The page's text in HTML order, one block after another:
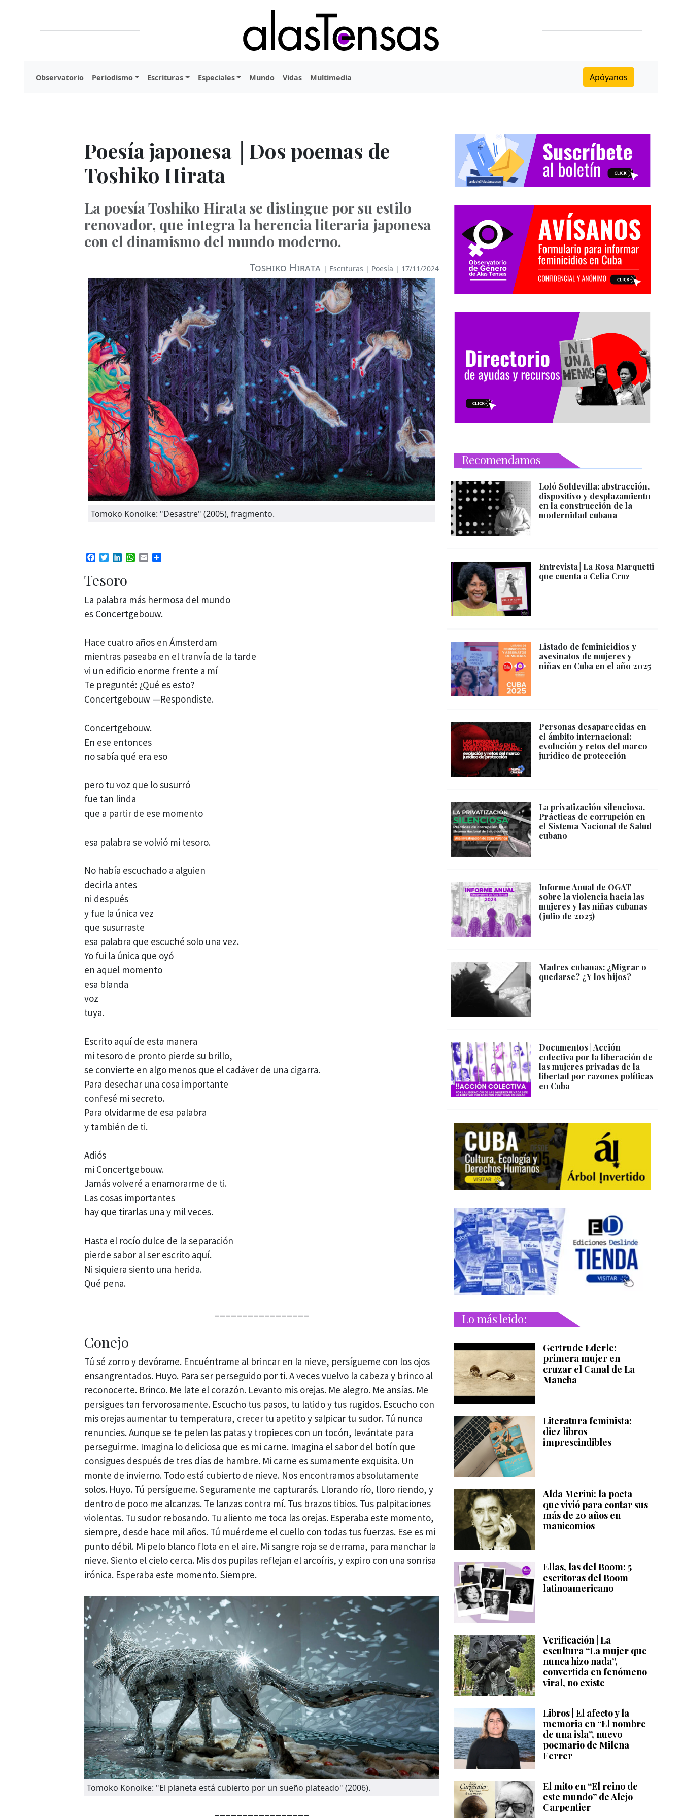
Observatorio Periodismo Escrituras Especiales Mundo Vidas Multimedia Apóyanos
Poesía japonesa │Dos poemas de
Toshiko Hirata
La poesía Toshiko Hirata se distingue por su estilo
renovador, que integra la herencia literaria japonesa
con el dinamismo del mundo moderno.
Toshiko Hirata | Escrituras | Poesía | 17/11/2024
Tomoko Konoike: "Desastre" (2005), fragmento.
Facebook
TwitterLinkedIn
WhatsApp
Email
Tesoro
La palabra más hermosa del mundo
es Concertgebouw.
Hace cuatro años en Ámsterdam
mientras paseaba en el tranvía de la tarde
vi un edificio enorme frente a mí
Te pregunté: ¿Qué es esto?
Concertgebouw —Respondiste.
Concertgebouw.
En ese entonces
no sabía qué era eso
pero tu voz que lo susurró
fue tan linda
que a partir de ese momento
esa palabra se volvió mi tesoro.
No había escuchado a alguien
decirla antes
ni después
y fue la única vez
que susurraste
esa palabra que escuché solo una vez.
Yo fui la única que oyó
en aquel momento
esa blanda
voz
tuya.
Escrito aquí de esta manera
mi tesoro de pronto pierde su brillo,
se convierte en algo menos que el cadáver de una cigarra.
Para desechar una cosa importante
confesé mi secreto.
Para olvidarme de esa palabra
y también de ti.
Adiós
mi Concertgebouw.
Jamás volveré a enamorarme de ti.
Las cosas importantes
hay que tirarlas una y mil veces.
Hasta el rocío dulce de la separación
pierde sabor al ser escrito aquí.
Ni siquiera siento una herida.
Qué pena.
Conejo
Tú sé zorro y devórame. Encuéntrame al brincar en la nieve, persígueme con los ojos
ensangrentados. Huyo. Para ser perseguido por ti. A veces vuelvo la cabeza y brinco al
reconocerte. Brinco. Me late el corazón. Levanto mis orejas. Me alegro. Me ansías. Me
persigues tan fervorosamente. Escucho tus pasos, tu latido y tus rugidos. Escucho con
mis orejas aumentar tu temperatura, crecer tu apetito y salpicar tu sudor. Tú nunca
renuncies. Aunque se te pelen las patas y tropieces con un tocón, levántate para
perseguirme. Imagina lo deliciosa que es mi carne. Imagina el sabor del botín que
consigues después de tres días de hambre. Mi carne es sumamente exquisita. Un
monte de invierno. Todo está cubierto de nieve. Nos encontramos absolutamente
solos. Huyo. Tú persígueme. Seguramente me capturarás. Llorando río, lloro riendo, y
dentro de poco me alcanzas. Te lanzas contra mí. Tus brazos tibios. Tus palpitaciones
violentas. Tu sudor rebosando. Tu aliento me toca las orejas. Esperaba este momento,
siempre, desde hace mil años. Tú muérdeme el cuello con todas tus fuerzas. Ese es mi
punto débil. Mi pelo blanco flota en el aire. Mi sangre roja se derrama, para manchar la
nieve. Siento el cielo cerca. Mis dos pupilas reflejan el arcoíris, y expiro con una sonrisa
irónica. Esperaba este momento. Siempre.
Tomoko Konoike: "El planeta está cubierto por un sueño plateado" (2006).
Recomendamos
Loló Soldevilla: abstracción,
dispositivo y desplazamiento
en la construcción de la
modernidad cubana
Entrevista│La Rosa Marquetti
que cuenta a Celia Cruz
Listado de feminicidios y
asesinatos de mujeres y
niñas en Cuba en el año 2025
Personas desaparecidas en
el ámbito internacional:
evolución y retos del marco
jurídico de protección
La privatización silenciosa.
Prácticas de corrupción en
el Sistema Nacional de Salud
cubano
Informe Anual de OGAT
sobre la violencia hacia las
mujeres y las niñas cubanas
(julio de 2025)
Madres cubanas: ¿Migrar o
quedarse? ¿Y los hijos?
Documentos | Acción
colectiva por la liberación de
las mujeres privadas de la
libertad por razones políticas
en Cuba
Lo más leído:
Gertrude Ederle:
primera mujer en
cruzar el Canal de La
Mancha
Literatura feminista:
diez libros
imprescindibles
Alda Merini: la poeta
que vivió para contar sus
más de 20 años en
manicomios
Ellas, las del Boom: 5
escritoras del Boom
latinoamericano
Verificación | La
escultura “La mujer que
nunca hizo nada”,
convertida en fenómeno
viral, no existe
Libros | El afecto y la
memoria en “El nombre
de una isla”, nuevo
poemario de Milena
Ferrer
El mito en “El reino de
este mundo” de Alejo
Carpentier